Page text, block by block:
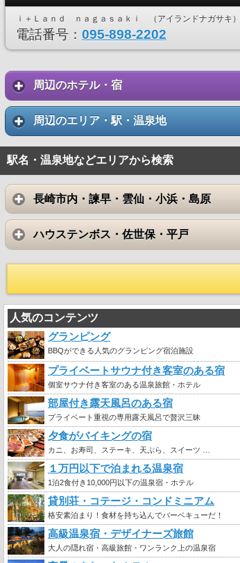
ｉ＋Ｌａｎｄ ｎａｇａｓａｋｉ （アイランドナガサキ）
電話番号： 095-898-2202
周辺のホテル・宿
周辺のエリア・駅・温泉地
駅名・温泉地などエリアから検索
長崎市内・諫早・雲仙・小浜・島原
ハウステンボス・佐世保・平戸
人気のコンテンツ
グランピング
BBQができる人気のグランピング宿泊施設
プライベートサウナ付き客室のある宿
個室サウナ付き客室のある温泉旅館・ホテル
部屋付き露天風呂のある宿
プライベート重視の専用露天風呂で贅沢三昧
夕食がバイキングの宿
カニ、お寿司、ステーキ、天ぷら、スイーツ …
１万円以下で泊まれる温泉宿
1泊2食付き10,000円以下の温泉宿・ホテル
貸別荘・コテージ・コンドミニアム
格安素泊まり！食材を持ち込んでバーベキューだ！
高級温泉宿・デザイナーズ旅館
大人の隠れ宿・高級旅館・ワンランク上の温泉宿